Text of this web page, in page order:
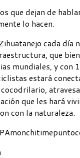
que dejan de
lo hacen.
cada día
que
mundiales, y con
estará
que les hará
con la naturaleza.